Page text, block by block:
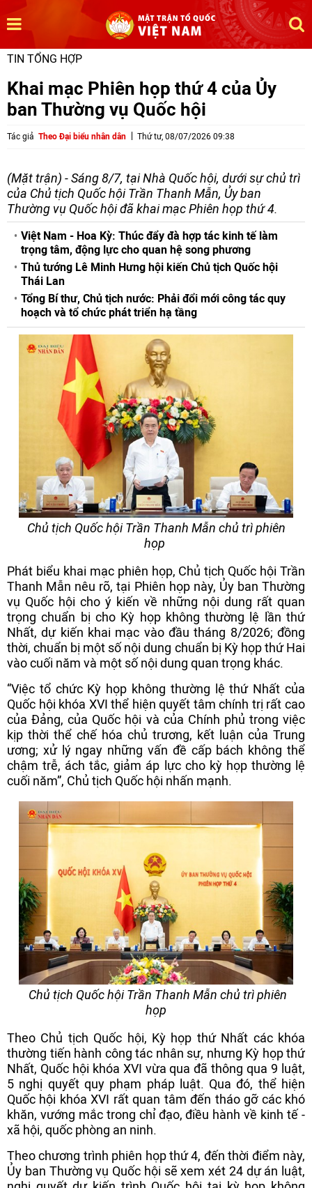
TIN TỔNG HỢP
Khai mạc Phiên họp thứ 4 của Ủy
ban Thường vụ Quốc hội
Tác giả Theo Đại biểu nhân dân Thứ tư, 08/07/2026 09:38
(Mặt trận) - Sáng 8/7, tại Nhà Quốc hội, dưới sự chủ trì
của Chủ tịch Quốc hội Trần Thanh Mẫn, Ủy ban
Thường vụ Quốc hội đã khai mạc Phiên họp thứ 4.
Việt Nam - Hoa Kỳ: Thúc đẩy đà hợp tác kinh tế làm
trọng tâm, động lực cho quan hệ song phương
Thủ tướng Lê Minh Hưng hội kiến Chủ tịch Quốc hội
Thái Lan
Tổng Bí thư, Chủ tịch nước: Phải đổi mới công tác quy
hoạch và tổ chức phát triển hạ tầng
Chủ tịch Quốc hội Trần Thanh Mẫn chủ trì phiên
họp
Phát biểu khai mạc phiên họp, Chủ tịch Quốc hội Trần
Thanh Mẫn nêu rõ, tại Phiên họp này, Ủy ban Thường
vụ Quốc hội cho ý kiến về những nội dung rất quan
trọng chuẩn bị cho Kỳ họp không thường lệ lần thứ
Nhất, dự kiến khai mạc vào đầu tháng 8/2026; đồng
thời, chuẩn bị một số nội dung chuẩn bị Kỳ họp thứ Hai
vào cuối năm và một số nội dung quan trọng khác.
“Việc tổ chức Kỳ họp không thường lệ thứ Nhất của
Quốc hội khóa XVI thể hiện quyết tâm chính trị rất cao
của Đảng, của Quốc hội và của Chính phủ trong việc
kịp thời thể chế hóa chủ trương, kết luận của Trung
ương; xử lý ngay những vấn đề cấp bách không thể
chậm trễ, ách tắc, giảm áp lực cho kỳ họp thường lệ
cuối năm”, Chủ tịch Quốc hội nhấn mạnh.
Chủ tịch Quốc hội Trần Thanh Mẫn chủ trì phiên
họp
Theo Chủ tịch Quốc hội, Kỳ họp thứ Nhất các khóa
thường tiến hành công tác nhân sự, nhưng Kỳ họp thứ
Nhất, Quốc hội khóa XVI vừa qua đã thông qua 9 luật,
5 nghị quyết quy phạm pháp luật. Qua đó, thể hiện
Quốc hội khóa XVI rất quan tâm đến tháo gỡ các khó
khăn, vướng mắc trong chỉ đạo, điều hành về kinh tế -
xã hội, quốc phòng an ninh.
Theo chương trình phiên họp thứ 4, đến thời điểm này,
Ủy ban Thường vụ Quốc hội sẽ xem xét 24 dự án luật,